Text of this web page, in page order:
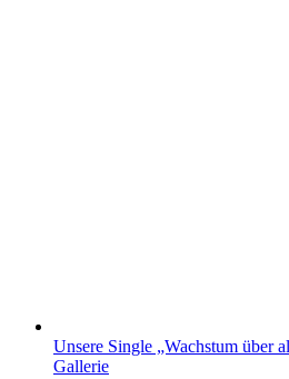
Unsere Single „Wachstum über
Gallerie